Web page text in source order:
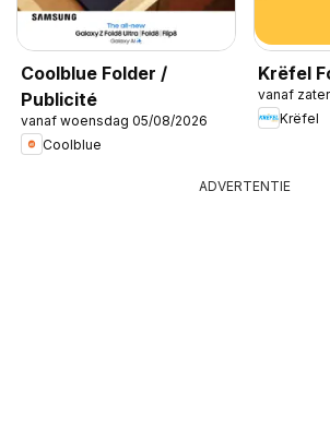
Coolblue Folder /
Publicité
vanaf woensdag 05/08/2026
Coolblue
Krëfel
vanaf
Krëfel
ADVERTENTIE